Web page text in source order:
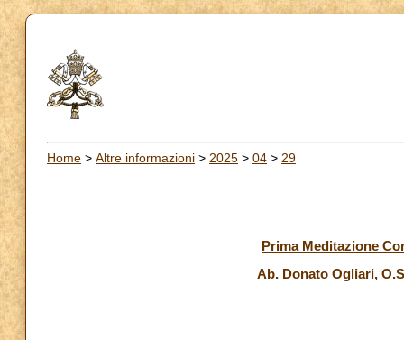
Home > Altre informazioni > 2025 > 04 > 29
Prima Meditazione
Ab. Donato Ogliari,